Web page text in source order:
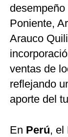
Poniente,
Arauco
ventas de
reflejando
aporte del
En Perú, el